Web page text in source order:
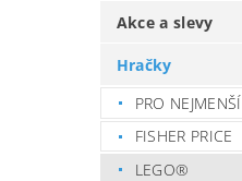
Akce a slevy
Hračky
PRO NEJMENŠÍ
FISHER PRICE
LEGO®